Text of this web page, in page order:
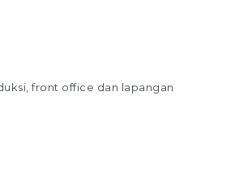
front office dan lapangan